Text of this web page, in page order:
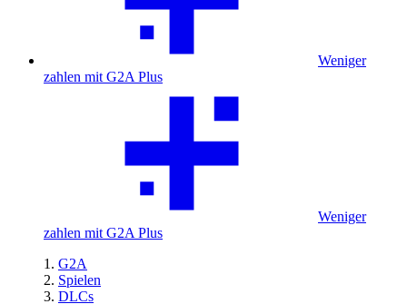
Weniger
zahlen mit G2A Plus
Weniger
zahlen mit G2A Plus
G2A
Spielen
DLCs